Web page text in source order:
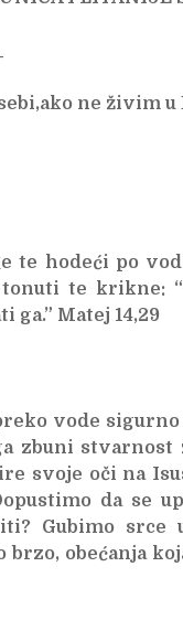
ne živim u
te hodeći po
te krikne:
ga.” Matej 14,29
vode
zbuni
svoje oči na
da se
Gubimo
brzo, obećanja